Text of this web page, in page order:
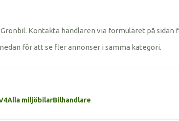
Kontakta handlaren via formuläret på
för att se fler annonser i samma kategori.
Alla miljöbilarBilhandlare